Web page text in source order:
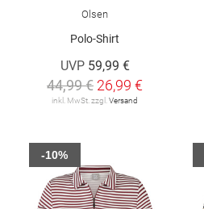
Olsen
Polo-Shirt
UVP 59,99 €
44,99 € 26,99 €
inkl. MwSt. zzgl. Versand
-10%